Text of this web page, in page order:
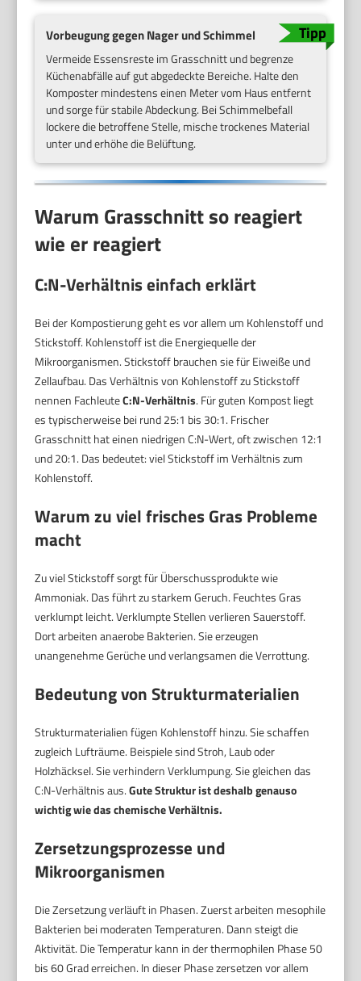
Vorbeugung gegen Nager und Schimmel
Vermeide Essensreste im Grasschnitt und begrenze
Küchenabfälle auf gut abgedeckte Bereiche. Halte den
Komposter mindestens einen Meter vom Haus entfernt
und sorge für stabile Abdeckung. Bei Schimmelbefall
lockere die betroffene Stelle, mische trockenes Material
unter und erhöhe die Belüftung.
Warum Grasschnitt so reagiert
wie er reagiert
C:N-Verhältnis einfach erklärt
Bei der Kompostierung geht es vor allem um Kohlenstoff und
Stickstoff. Kohlenstoff ist die Energiequelle der
Mikroorganismen. Stickstoff brauchen sie für Eiweiße und
Zellaufbau. Das Verhältnis von Kohlenstoff zu Stickstoff
nennen FachleuteC:N-Verhältnis. Für guten Kompost liegt
es typischerweise bei rund 25:1 bis 30:1. Frischer
Grasschnitt hat einen niedrigen C:N-Wert, oft zwischen 12:1
und 20:1. Das bedeutet: viel Stickstoff im Verhältnis zum
Kohlenstoff.
Warum zu viel frisches Gras Probleme
macht
Zu viel Stickstoff sorgt für Überschussprodukte wie
Ammoniak. Das führt zu starkem Geruch. Feuchtes Gras
verklumpt leicht. Verklumpte Stellen verlieren Sauerstoff.
Dort arbeiten anaerobe Bakterien. Sie erzeugen
unangenehme Gerüche und verlangsamen die Verrottung.
Bedeutung von Strukturmaterialien
Strukturmaterialien fügen Kohlenstoff hinzu. Sie schaffen
zugleich Lufträume. Beispiele sind Stroh, Laub oder
Holzhäcksel. Sie verhindern Verklumpung. Sie gleichen das
C:N-Verhältnis aus.Gute Struktur ist deshalb genauso
wichtig wie das chemische Verhältnis.
Zersetzungsprozesse und
Mikroorganismen
Die Zersetzung verläuft in Phasen. Zuerst arbeiten mesophile
Bakterien bei moderaten Temperaturen. Dann steigt die
Aktivität. Die Temperatur kann in der thermophilen Phase 50
bis 60 Grad erreichen. In dieser Phase zersetzen vor allem